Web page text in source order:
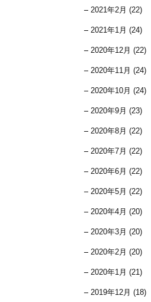
2021年2月 (22)
2021年1月 (24)
2020年12月 (22)
2020年11月 (24)
2020年10月 (24)
2020年9月 (23)
2020年8月 (22)
2020年7月 (22)
2020年6月 (22)
2020年5月 (22)
2020年4月 (20)
2020年3月 (20)
2020年2月 (20)
2020年1月 (21)
2019年12月 (18)